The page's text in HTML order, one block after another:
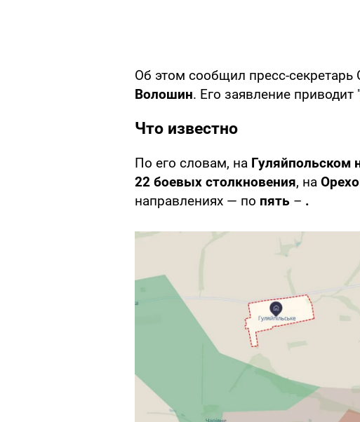
Об этом сообщил пресс-
Волошин. Его заявление приводит "
Что известно
По его словам, на Гуляйпольском
22 боевых столкновения, на
направлениях — по пять – .